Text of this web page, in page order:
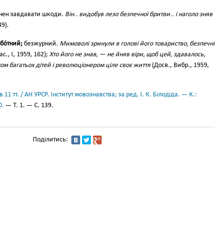
завдавати шкоди. Він.. видобув лезо безпечної бритви.. і наголо зняв
безжурний. Мимоволі зринули в голові його товариство, безпечні
І, 1959, 162); Хто його не знав, — не йняв віри, щоб цей, здавалось,
багатьох дітей і революціонером ціле своє життя (Досв., Вибр., 1959,
11 тт. / АН УРСР. Інститут мовознавства; за ред. І. К. Білодіда. — К.:
— Т. 1. — С. 139.
Поділитись: